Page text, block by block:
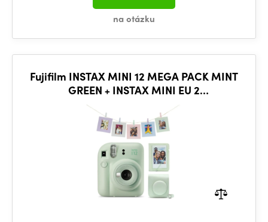
na otázku
Fujifilm INSTAX MINI 12 MEGA PACK MINT
GREEN + INSTAX MINI EU 2
GLOSSY(10X2/PK)